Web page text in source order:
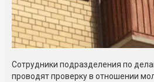
Сотрудники подразделения по
проводят проверку в отношении